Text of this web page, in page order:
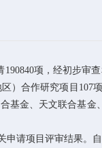
190840项，经初步审
）合作研究项目 107
基金、天文联合基金
申请项目评审结果